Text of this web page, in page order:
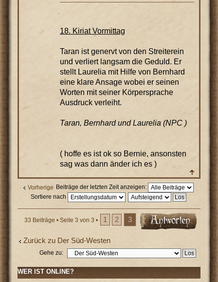
18. Kiriat Vormittag
Taran ist genervt von den Streiterein
und verliert langsam die Geduld. Er
stellt Laurelia mit Hilfe von Bernhard
eine klare Ansage wobei er seinen
Worten mit seiner Körpersprache
Ausdruck verleiht.
Taran, Bernhard und Laurelia (NPC )
( hoffe es ist ok so Bernie, ansonsten
sag was dann änder ich es )
Vorherige Beiträge der letzten Zeit anzeigen:
Sortiere nach
33 Beiträge • Seite 3 von 3 • 1 2 3
Zurück zu Der Süd-Westen
Gehe zu:
WER IST ONLINE?